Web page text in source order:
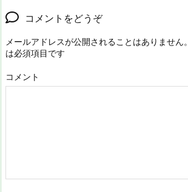
コメントをどうぞ
メールアドレスが公開されることはありません。
は必須項目です
コメント